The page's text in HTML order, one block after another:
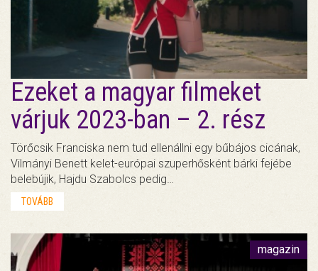
Ezeket a magyar filmeket
várjuk 2023-ban – 2. rész
Törőcsik Franciska nem tud ellenállni egy bűbájos cicának,
Vilmányi Benett kelet-európai szuperhősként bárki fejébe
belebújik, Hajdu Szabolcs pedig…
TOVÁBB
magazin